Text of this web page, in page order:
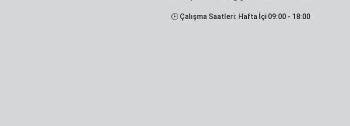
🕒 Çalışma Saatleri: Hafta İçi 09:00 - 18:00